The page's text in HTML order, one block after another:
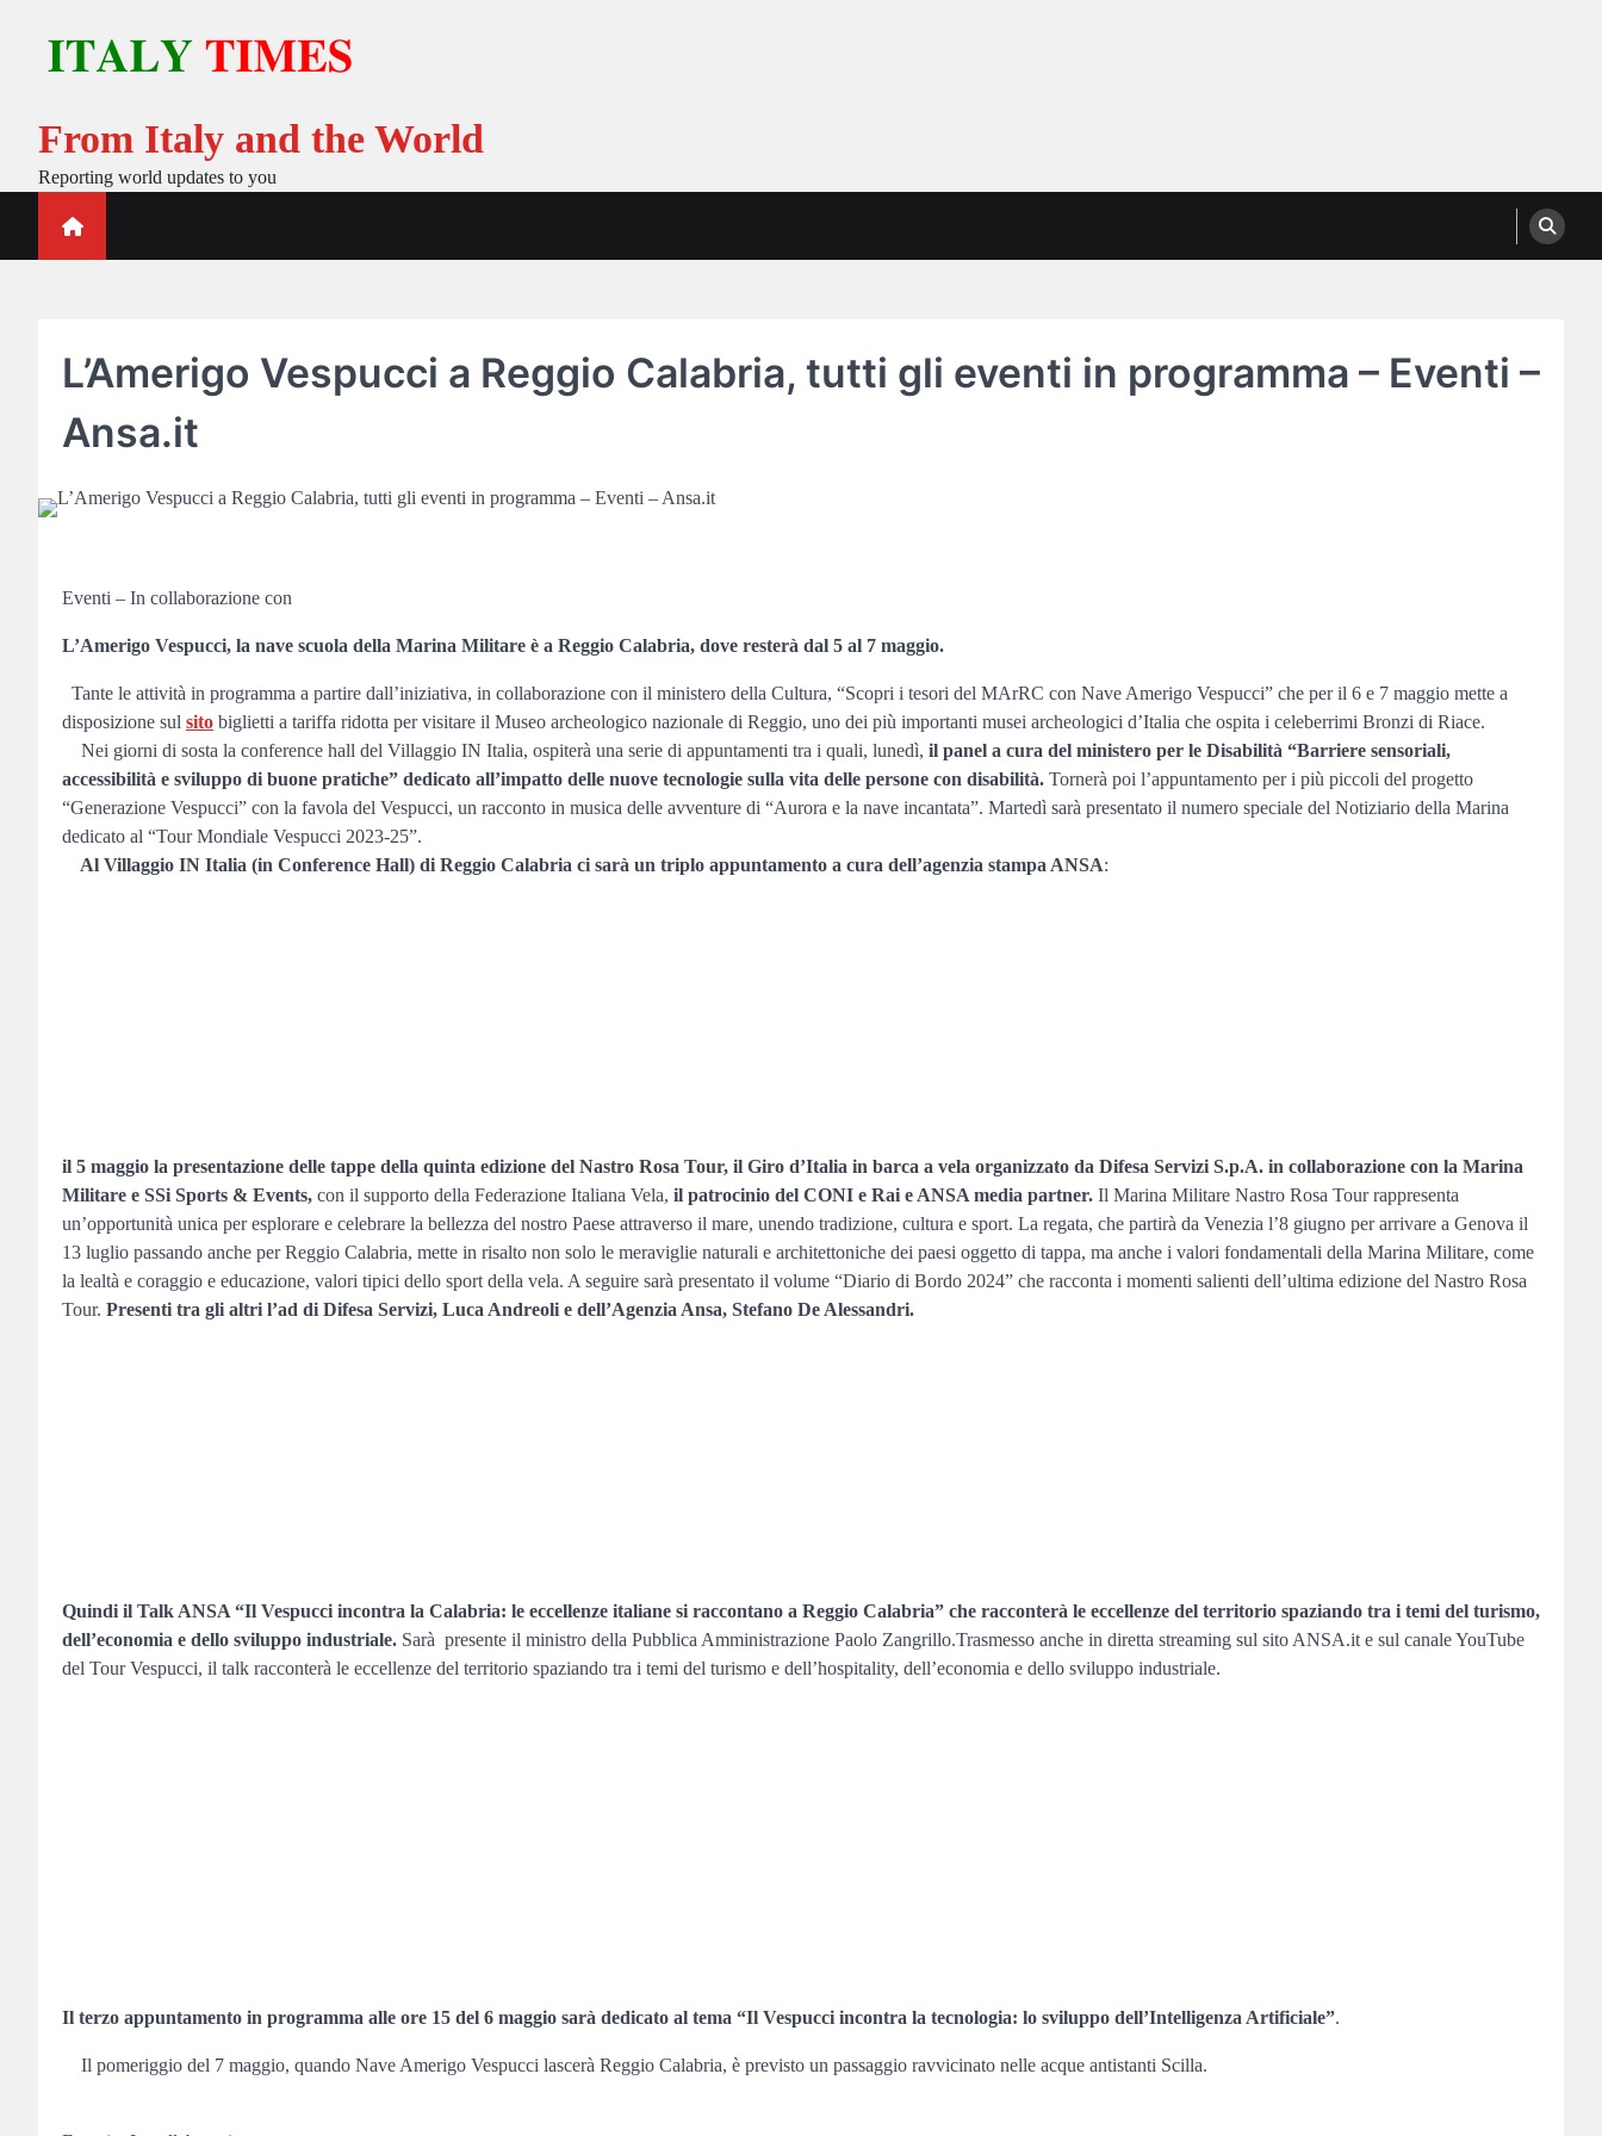
content
From Italy and the World
Reporting world updates to you
L’Amerigo Vespucci a Reggio Calabria, tutti gli eventi in programma – Eventi –
Ansa.it
Eventi – In collaborazione con
L’Amerigo Vespucci, la nave scuola della Marina Militare è a Reggio Calabria, dove resterà dal 5 al 7 maggio.
Tante le attività in programma a partire dall’iniziativa, in collaborazione con il ministero della Cultura, “Scopri i tesori del MArRC con Nave Amerigo Vespucci” che per il 6 e 7 maggio mette a
disposizione sul sito biglietti a tariffa ridotta per visitare il Museo archeologico nazionale di Reggio, uno dei più importanti musei archeologici d’Italia che ospita i celeberrimi Bronzi di Riace.
Nei giorni di sosta la conference hall del Villaggio IN Italia, ospiterà una serie di appuntamenti tra i quali, lunedì, il panel a cura del ministero per le Disabilità “Barriere sensoriali,
accessibilità e sviluppo di buone pratiche” dedicato all’impatto delle nuove tecnologie sulla vita delle persone con disabilità. Tornerà poi l’appuntamento per i più piccoli del progetto
“Generazione Vespucci” con la favola del Vespucci, un racconto in musica delle avventure di “Aurora e la nave incantata”. Martedì sarà presentato il numero speciale del Notiziario della Marina
dedicato al “Tour Mondiale Vespucci 2023-25”.
Al Villaggio IN Italia (in Conference Hall) di Reggio Calabria ci sarà un triplo appuntamento a cura dell’agenzia stampa ANSA:
il 5 maggio la presentazione delle tappe della quinta edizione del Nastro Rosa Tour, il Giro d’Italia in barca a vela organizzato da Difesa Servizi S.p.A. in collaborazione con la Marina
Militare e SSi Sports & Events, con il supporto della Federazione Italiana Vela, il patrocinio del CONI e Rai e ANSA media partner. Il Marina Militare Nastro Rosa Tour rappresenta
un’opportunità unica per esplorare e celebrare la bellezza del nostro Paese attraverso il mare, unendo tradizione, cultura e sport. La regata, che partirà da Venezia l’8 giugno per arrivare a Genova il
13 luglio passando anche per Reggio Calabria, mette in risalto non solo le meraviglie naturali e architettoniche dei paesi oggetto di tappa, ma anche i valori fondamentali della Marina Militare, come
la lealtà e coraggio e educazione, valori tipici dello sport della vela. A seguire sarà presentato il volume “Diario di Bordo 2024” che racconta i momenti salienti dell’ultima edizione del Nastro Rosa
Tour. Presenti tra gli altri l’ad di Difesa Servizi, Luca Andreoli e dell’Agenzia Ansa, Stefano De Alessandri.
Quindi il Talk ANSA “Il Vespucci incontra la Calabria: le eccellenze italiane si raccontano a Reggio Calabria” che racconterà le eccellenze del territorio spaziando tra i temi del turismo,
dell’economia e dello sviluppo industriale. Sarà presente il ministro della Pubblica Amministrazione Paolo Zangrillo.Trasmesso anche in diretta streaming sul sito ANSA.it e sul canale YouTube
del Tour Vespucci, il talk racconterà le eccellenze del territorio spaziando tra i temi del turismo e dell’hospitality, dell’economia e dello sviluppo industriale.
Il terzo appuntamento in programma alle ore 15 del 6 maggio sarà dedicato al tema “Il Vespucci incontra la tecnologia: lo sviluppo dell’Intelligenza Artificiale”.
Il pomeriggio del 7 maggio, quando Nave Amerigo Vespucci lascerà Reggio Calabria, è previsto un passaggio ravvicinato nelle acque antistanti Scilla.